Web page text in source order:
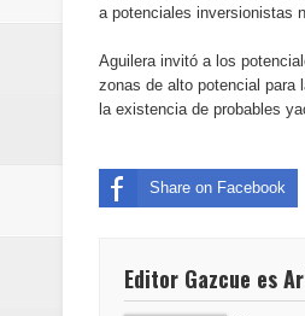
la
a potenciales inversionistas
Aguilera invitó a los
zonas de alto potencial para
la existencia de probables
Share on Facebook
Editor Gazcue es